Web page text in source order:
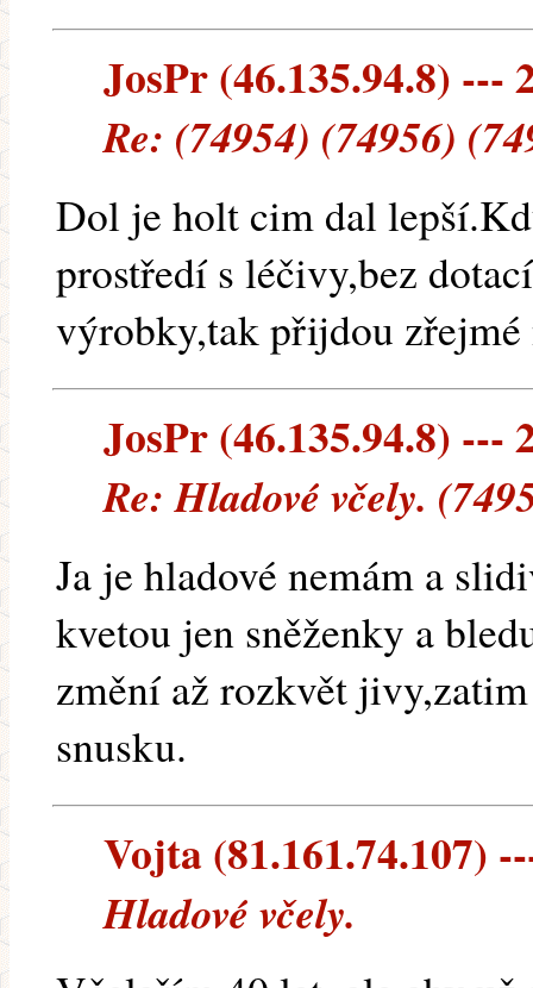
JosPr (46.135.94.8) ---
Re: (74954) (74956)
Dol je holt cim dal
prostředí s léčivy,bez
výrobky,tak přijdou zřejmé
JosPr (46.135.94.8) ---
Re: Hladové včely.
Ja je hladové nemám a
kvetou jen sněženky a
změní až rozkvět
snusku.
Vojta (81.161.74.107)
Hladové včely.